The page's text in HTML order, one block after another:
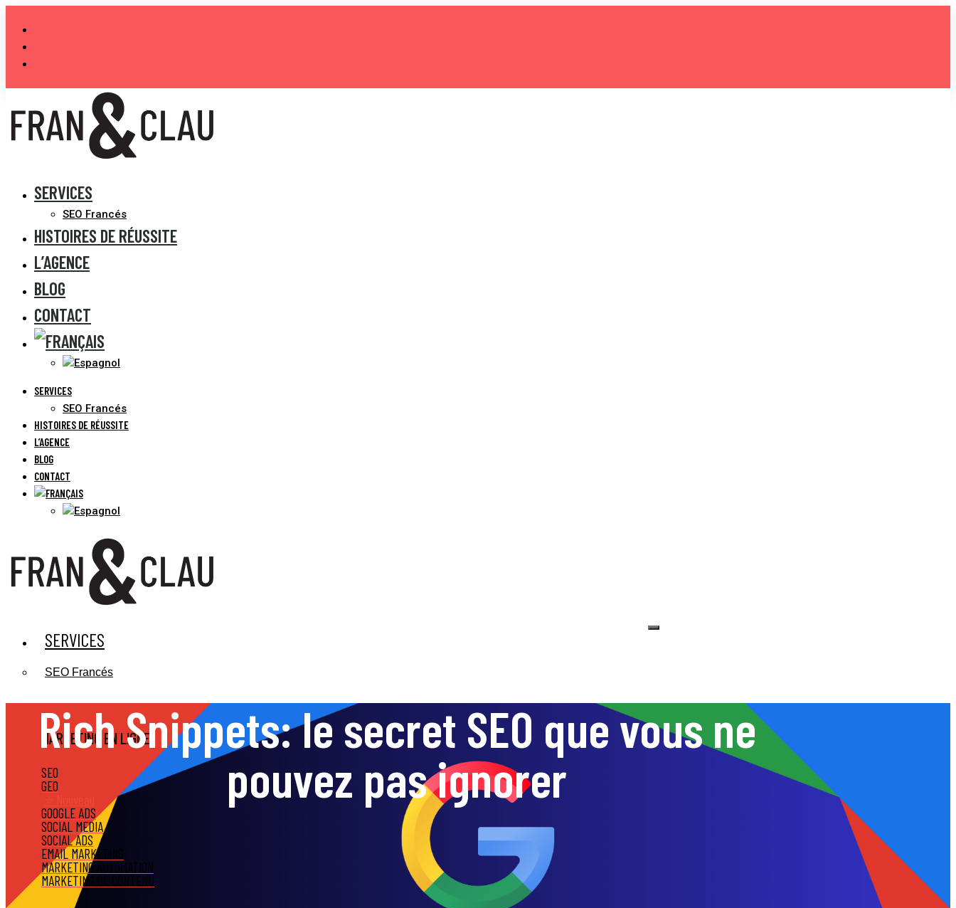
contenu
SERVICES
SEO Francés
HISTOIRES DE RÉUSSITE
L’AGENCE
BLOG
CONTACT
SERVICES
SEO Francés
HISTOIRES DE RÉUSSITE
L’AGENCE
BLOG
CONTACT
SERVICES
SEO Francés
MARKETING EN LIGNE
SEO
GEO
GOOGLE ADS
SOCIAL MEDIA
SOCIAL ADS
EMAIL MARKETING
MARKETING AUTOMATION
MARKETING DE CONTENU
Rich Snippets: le secret SEO que vous ne
pouvez pas ignorer